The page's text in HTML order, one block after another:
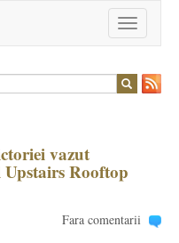
Toggle
navigation
vazut
Rooftop
Fara comentarii